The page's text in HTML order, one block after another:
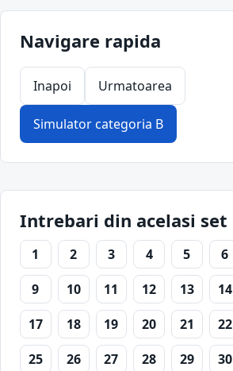
Navigare rapida
Inapoi Urmatoarea
Simulator categoria B
Intrebari din acelasi set
1 2 3 4 5 6
9
10 11 12 13 14
17
18 19 20 21 22
25
26 27 28 29 30